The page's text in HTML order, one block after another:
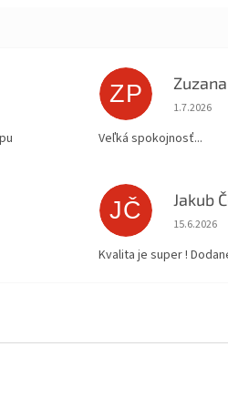
ZP
1.7.2026
Veľká spokojnosť...
JČ Jakub
15.6.2026
Kvalita je super !